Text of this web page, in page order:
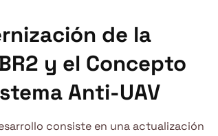
de la
y el Concepto
Anti-UAV
consiste en una actualización